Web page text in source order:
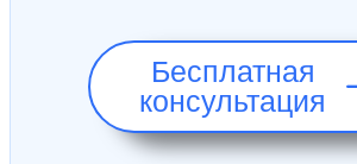
Бесплатная
консультация